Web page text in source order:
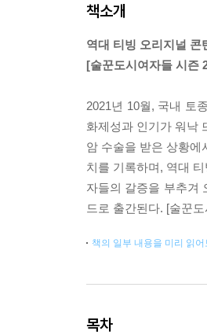
책소개
역대 티빙 오리지널 콘
[술꾼도시여자들 시즌
2021년 10월, 국내 토
화제성과 인기가 워낙
암 수술을 받은 상황에
치를 기록하며, 역대
자들의 갈증을 부추겨
드로 출간된다. [술꾼
책의 일부 내용을 미리 읽
목차